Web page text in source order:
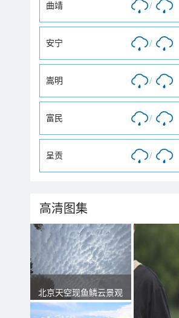
曲靖 /
安宁 /
嵩明 /
富民 /
呈贡 /
高清图集
北京天空现鱼鳞云景观